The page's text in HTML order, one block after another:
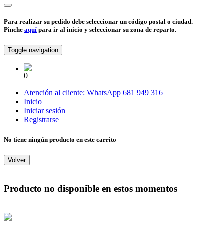
Para realizar su pedido debe seleccionar un código postal o ciudad.
Pinche aquí para ir al inicio y seleccionar su zona de reparto.
Toggle navigation
0
Atención al cliente: WhatsApp 681 949 316
Inicio
Iniciar sesión
Registrarse
No tiene ningún producto en este carrito
Volver
Producto no disponible en estos momentos